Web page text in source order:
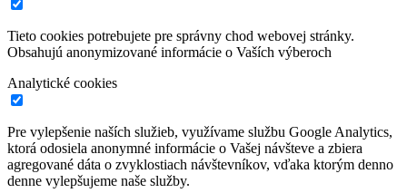
Tieto cookies potrebujete pre správny chod webovej stránky.
Obsahujú anonymizované informácie o Vaších výberoch
Analytické cookies
Pre vylepšenie naších služieb, využívame službu Google Analytics,
ktorá odosiela anonymné informácie o Vašej návšteve a zbiera
agregované dáta o zvyklostiach návštevníkov, vďaka ktorým denno
denne vylepšujeme naše služby.